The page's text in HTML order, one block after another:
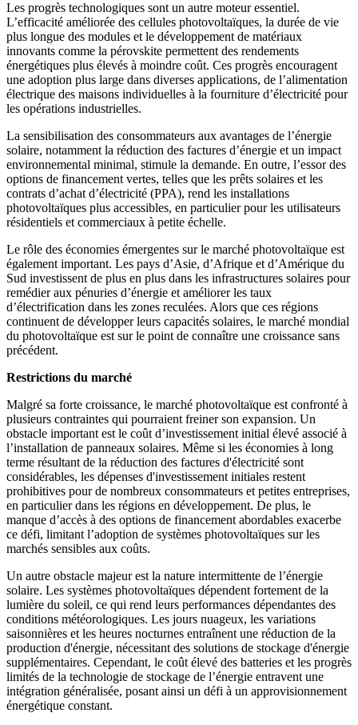
Les progrès technologiques sont un autre moteur essentiel.
L’efficacité améliorée des cellules photovoltaïques, la durée de vie
plus longue des modules et le développement de matériaux
innovants comme la pérovskite permettent des rendements
énergétiques plus élevés à moindre coût. Ces progrès encouragent
une adoption plus large dans diverses applications, de l’alimentation
électrique des maisons individuelles à la fourniture d’électricité pour
les opérations industrielles.
La sensibilisation des consommateurs aux avantages de l’énergie
solaire, notamment la réduction des factures d’énergie et un impact
environnemental minimal, stimule la demande. En outre, l’essor des
options de financement vertes, telles que les prêts solaires et les
contrats d’achat d’électricité (PPA), rend les installations
photovoltaïques plus accessibles, en particulier pour les utilisateurs
résidentiels et commerciaux à petite échelle.
Le rôle des économies émergentes sur le marché photovoltaïque est
également important. Les pays d’Asie, d’Afrique et d’Amérique du
Sud investissent de plus en plus dans les infrastructures solaires pour
remédier aux pénuries d’énergie et améliorer les taux
d’électrification dans les zones reculées. Alors que ces régions
continuent de développer leurs capacités solaires, le marché mondial
du photovoltaïque est sur le point de connaître une croissance sans
précédent.
Restrictions du marché
Malgré sa forte croissance, le marché photovoltaïque est confronté à
plusieurs contraintes qui pourraient freiner son expansion. Un
obstacle important est le coût d’investissement initial élevé associé à
l’installation de panneaux solaires. Même si les économies à long
terme résultant de la réduction des factures d'électricité sont
considérables, les dépenses d'investissement initiales restent
prohibitives pour de nombreux consommateurs et petites entreprises,
en particulier dans les régions en développement. De plus, le
manque d’accès à des options de financement abordables exacerbe
ce défi, limitant l’adoption de systèmes photovoltaïques sur les
marchés sensibles aux coûts.
Un autre obstacle majeur est la nature intermittente de l’énergie
solaire. Les systèmes photovoltaïques dépendent fortement de la
lumière du soleil, ce qui rend leurs performances dépendantes des
conditions météorologiques. Les jours nuageux, les variations
saisonnières et les heures nocturnes entraînent une réduction de la
production d'énergie, nécessitant des solutions de stockage d'énergie
supplémentaires. Cependant, le coût élevé des batteries et les progrès
limités de la technologie de stockage de l’énergie entravent une
intégration généralisée, posant ainsi un défi à un approvisionnement
énergétique constant.